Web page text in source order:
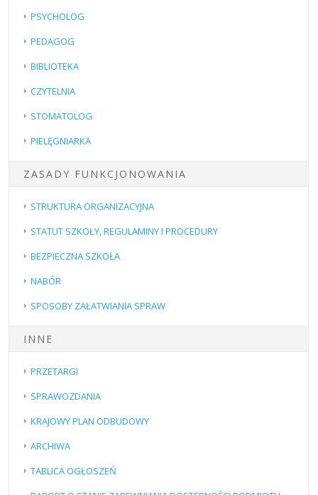
PSYCHOLOG
PEDAGOG
BIBLIOTEKA
CZYTELNIA
STOMATOLOG
PIELĘGNIARKA
ZASADY FUNKCJONOWANIA
STRUKTURA ORGANIZACYJNA
STATUT SZKOŁY, REGULAMINY I PROCEDURY
BEZPIECZNA SZKOŁA
NABÓR
SPOSOBY ZAŁATWIANIA SPRAW
INNE
PRZETARGI
SPRAWOZDANIA
KRAJOWY PLAN ODBUDOWY
ARCHIWA
TABLICA OGŁOSZEŃ